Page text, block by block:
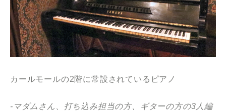
カールモールの2階に常設されているピアノ
-マダムさん、打ち込み担当の方、ギターの方の3人編